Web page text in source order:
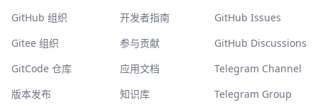
GitHub 组织
Gitee 组织
GitCode 仓库
版本发布
开发者指南
参与贡献
应用文档
知识库
GitHub Issues
GitHub Discussions
Telegram Channel
Telegram Group